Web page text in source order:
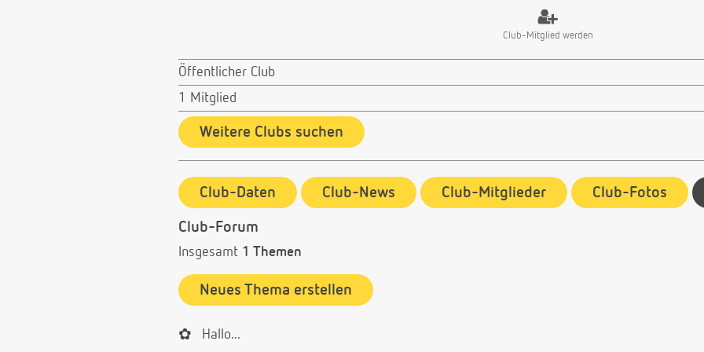
Club-Mitglied werden
Öffentlicher Club
1 Mitglied
Weitere Clubs suchen
Club-Daten Club-News Club-Mitglieder Club-Fotos
Club-Forum
Insgesamt 1 Themen
Neues Thema erstellen
✿ Hallo...